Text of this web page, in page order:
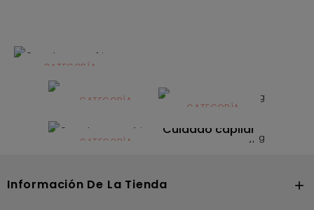
CATEGORÍA
Alimentación
infantilCATEGORÍA
Dermocosmética
CATEGORÍA
Solares
CATEGORÍA
Cuidado capilar
Información De La Tienda 